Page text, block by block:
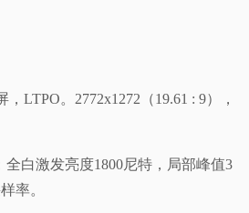
LTPO。2772x1272（19.61 : 9），
全白激发亮度1800尼特，局部峰值3
率。